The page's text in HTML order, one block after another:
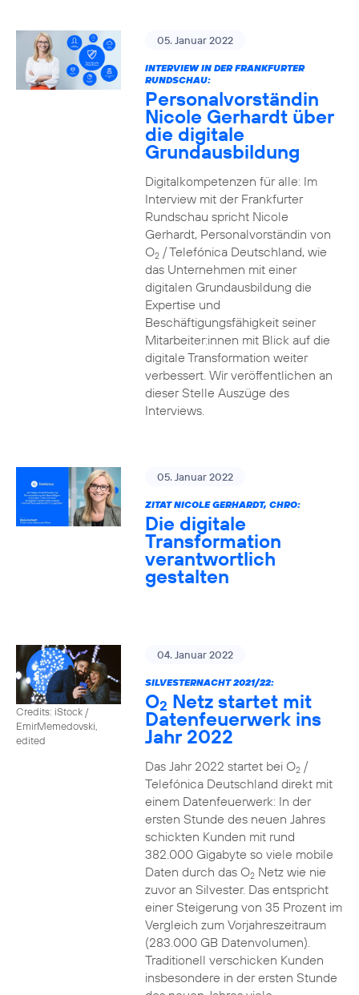
05. Januar 2022
INTERVIEW IN DER FRANKFURTER
RUNDSCHAU:
Personalvorständin
Nicole Gerhardt über
die digitale
Grundausbildung
Digitalkompetenzen für alle: Im
Interview mit der Frankfurter
Rundschau spricht Nicole
Gerhardt, Personalvorständin von
O2/ Telefónica Deutschland, wie
das Unternehmen mit einer
digitalen Grundausbildung die
Expertise und
Beschäftigungsfähigkeit seiner
Mitarbeiter:innen mit Blick auf die
digitale Transformation weiter
verbessert. Wir veröffentlichen an
dieser Stelle Auszüge des
Interviews.
05. Januar 2022
ZITAT NICOLE GERHARDT, CHRO:
Die digitale
Transformation
verantwortlich
gestalten
Credits: iStock /
EmirMemedovski,
edited
04. Januar 2022
SILVESTERNACHT 2021/22:
O2 Netz startet mit
Datenfeuerwerk ins
Jahr 2022
Das Jahr 2022 startet bei O2/
Telefónica Deutschland direkt mit
einem Datenfeuerwerk: In der
ersten Stunde des neuen Jahres
schickten Kunden mit rund
382.000 Gigabyte so viele mobile
Daten durch das O2Netz wie nie
zuvor an Silvester. Das entspricht
einer Steigerung von 35 Prozent im
Vergleich zum Vorjahreszeitraum
(283.000 GB Datenvolumen).
Traditionell verschicken Kunden
insbesondere in der ersten Stunde